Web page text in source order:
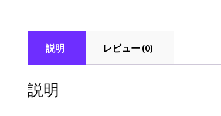
説明 レビュー (0)
説明